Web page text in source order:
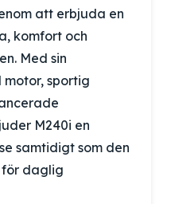
att erbjuda en
komfort och
Med sin
sportig
M240i en
samtidigt som den
för daglig